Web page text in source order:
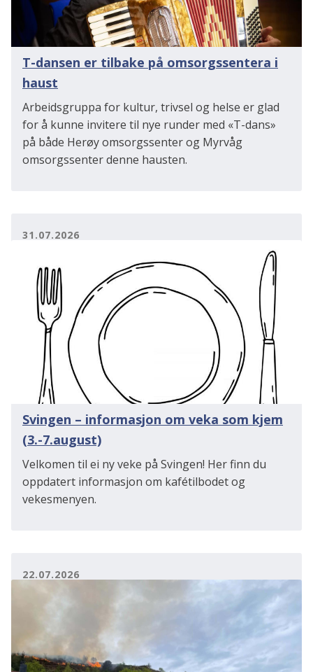
T-dansen er tilbake på omsorgssentera i
haust
Arbeidsgruppa for kultur, trivsel og helse er glad
for å kunne invitere til nye runder med «T-dans»
på både Herøy omsorgssenter og Myrvåg
omsorgssenter denne hausten.
31.07.2026
Svingen – informasjon om veka som kjem
(3.-7.august)
Velkomen til ei ny veke på Svingen! Her finn du
oppdatert informasjon om kafétilbodet og
vekesmenyen.
22.07.2026